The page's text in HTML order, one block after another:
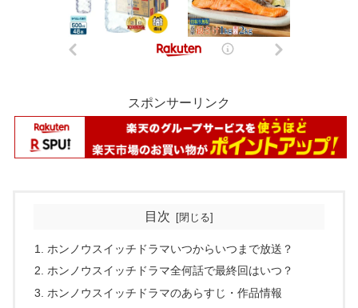
スポンサーリンク
目次
ホンノウスイッチドラマいつからいつまで放送？
ホンノウスイッチドラマ全何話で最終回はいつ？
ホンノウスイッチドラマのあらすじ・作品情報